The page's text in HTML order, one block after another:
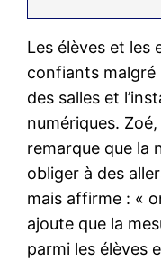
Les élèves et les
confiants malgré
des salles et
numériques.
remarque que la
obliger à des
mais affirme : «
ajoute que la
parmi les élèves